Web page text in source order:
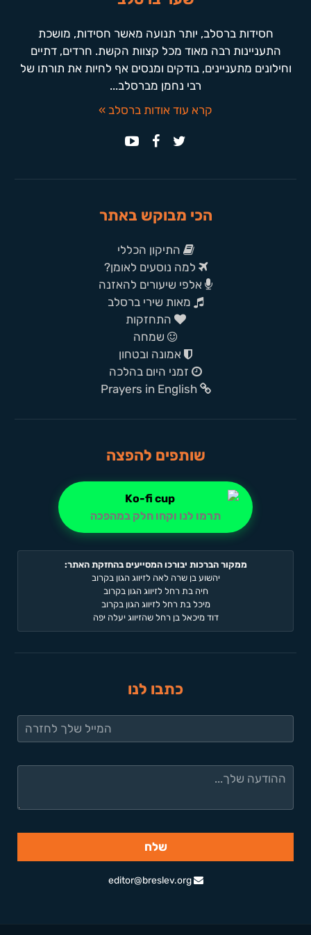
חסידות ברסלב, יותר תנועה מאשר חסידות, מושכת
התעניינות רבה מאוד מכל קצוות הקשת. חרדים, דתיים
וחילונים מתעניינים, בודקים ומנסים אף לחיות את תורתו של
רבי נחמן מברסלב...
קרא עוד אודות ברסלב »
הכי מבוקש באתר
התיקון הכללי
למה נוסעים לאומן?
אלפי שיעורים להאזנה
מאות שירי ברסלב
התחזקות
שמחה
אמונה ובטחון
זמני היום בהלכה
Prayers in English
שותפים להפצה
תרמו לנו וקחו חלק במהפכה
ממקור הברכות יבורכו המסייעים בהחזקת האתר:
יהשוע בן שרה לאה לזיווג הגון בקרוב
חיה בת רחל לזיווג הגון בקרוב
מיכל בת רחל לזיווג הגון בקרוב
דוד מיכאל בן רחל שהזיווג יעלה יפה
כתבו לנו
editor@breslev.org